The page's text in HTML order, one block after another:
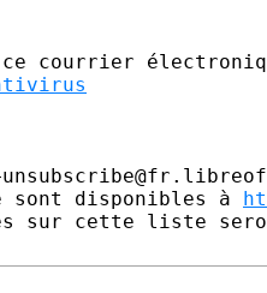
disponibles à
sur cette liste